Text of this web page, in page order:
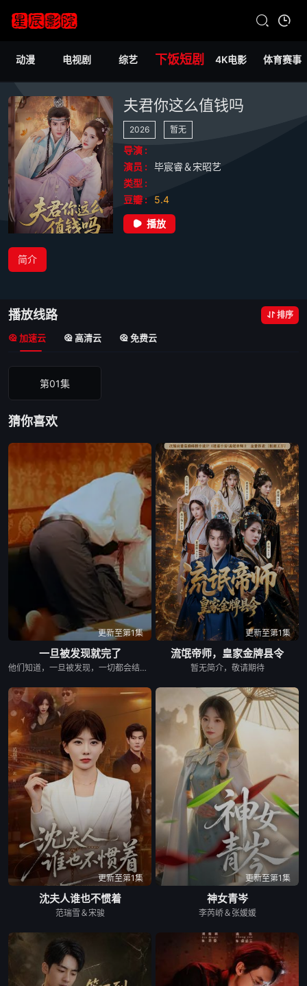
动漫 电视剧 综艺 下饭短剧 4K电影 体育赛事
夫君你这么值钱吗
2026 暂无
导演 :
演员 :
毕宸睿＆宋昭艺
类型 :
豆瓣 :
5.4
播放
简介
播放线路 排序
加速云 高清云 免费云
第01集
猜你喜欢
更新至第1集
一旦被发现就完了
他们知道，一旦被发现，一切都会结束。 &nbsp; &nbsp; &nbsp; &nbsp; &nbsp; &nbsp; &nbsp; &nbsp; &nbsp; &nbsp; &nbsp; &nbsp; &nbsp; &nbsp; &nbsp; &nbsp; &nbsp; &nbsp; &nbsp; &nbsp; &nbsp; &nbsp; &nbsp; &nbsp; &nbsp; &nbsp; &nbsp; &nbsp; &nbsp; &nbsp; &nbsp; &nbsp; &nbsp; &nbsp; &nbsp; 一对高中情侣努力守护他们的秘密恋情， &nbsp; &nbsp; &nbsp; &nbsp; &nbsp; &nbsp; &nbsp; &nbsp; &nbsp; &nbsp; &nbsp; &nbsp; &nbsp; &nbsp; &nbsp; &nbsp; &nbsp; &nbsp; &nbsp; &nbsp; &nbsp; &nbsp; &nbsp; &nbsp; &nbsp; &nbsp; &nbsp; &nbsp; &nbsp; &nbsp; &nbsp; &nbsp; &nbsp; &nbsp; &nbsp; 在嫉妒、误解和被发现的恐惧中艰难前行。 &nbsp; &nbsp; &nbsp; &nbsp; &nbsp; &nbsp; &nbsp; &nbsp; &nbsp; &nbsp; &nbsp; &nbsp; &nbsp; &nbsp; &nbsp; &nbsp; &nbsp; &nbsp; &nbsp; &nbsp; &nbsp; &nbsp; &nbsp; &nbsp; &nbsp; &nbsp; &nbsp; &nbsp; &nbsp; &nbsp; &nbsp; &nbsp; &nbsp; &nbsp; &nbsp; 他们的爱情始于学校空无一人的体育器材室。 &nbsp; &nbsp; &nbsp; &nbsp; &nbsp; &nbsp; &nbsp; &nbsp; &nbsp; &nbsp; &nbsp; &nbsp; &nbsp; &nbsp; &nbsp; &nbsp; &nbsp; &nbsp; &nbsp; &nbsp; &nbsp; &nbsp; &nbsp; &nbsp; &nbsp; &nbsp; &nbsp; &nbsp; &nbsp; &nbsp; &nbsp; &nbsp; &nbsp; &nbsp; &nbsp; 他们立下一个约定： &nbsp; &nbsp; &nbsp; &nbsp; &nbsp; &nbsp; &nbsp; &nbsp; &nbsp; &nbsp; &nbsp; &nbsp; &nbsp; &nbsp; &nbsp; &nbsp; &nbsp; &nbsp; &nbsp; &nbsp; &nbsp; &nbsp; &nbsp; &nbsp; &nbsp; &nbsp; &nbsp; &nbsp; &nbsp; &nbsp; &nbsp; &nbsp; &nbsp; &nbsp; &nbsp; 「如果有人发现我们的关系，我们就分手。」 &nbsp; &nbsp; &nbsp; &nbsp; &nbsp; &nbsp; &nbsp; &nbsp; &nbsp; &nbsp; &nbsp; &nbsp; &nbsp; &nbsp; &nbsp; &nbsp; &nbsp; &nbsp; &nbsp; &nbsp; &nbsp; &nbsp; &nbsp; &nbsp; &nbsp; &nbsp; &nbsp; &nbsp; &nbsp; &nbsp; &nbsp; &nbsp; &nbsp; &nbsp; &nbsp; 他们相爱——却不得不隐藏。 &nbsp; &nbsp; &nbsp; &nbsp; &nbsp; &nbsp; &nbsp; &nbsp; &nbsp; &nbsp; &nbsp; &nbsp; &nbsp; &nbsp; &nbsp; &nbsp; &nbsp; &nbsp; &nbsp; &nbsp; &nbsp; &nbsp; &nbsp; &nbsp; &nbsp; &nbsp; &nbsp; &nbsp; &nbsp; &nbsp; &nbsp; &nbsp; &nbsp; &nbsp; &nbsp; 一个关于两个少年在冲突、距离与脆弱中学会爱的动人成长故事。
更新至第1集
流氓帝师，皇家金牌县令
暂无简介，敬请期待
更新至第1集
沈夫人谁也不惯着
范瑞雪＆宋骏
更新至第1集
神女青岑
李芮峤＆张媛媛